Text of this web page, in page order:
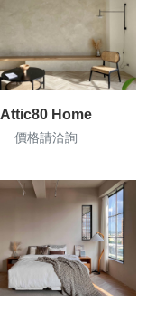
Attic80 Home
價格請洽詢